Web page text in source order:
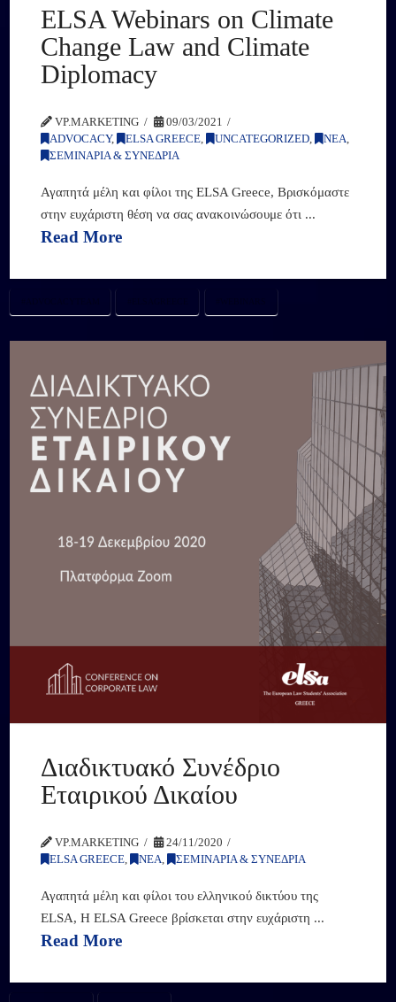
ELSA Webinars on Climate
Change Law and Climate
Diplomacy
VP.MARKETING
09/03/2021
ADVOCACY, ELSA GREECE, UNCATEGORIZED, ΝΕΑ,
ΣΕΜΙΝΑΡΙΑ & ΣΥΝΕΔΡΙΑ
Αγαπητά μέλη και φίλοι της ELSA Greece, Βρισκόμαστε
στην ευχάριστη θέση να σας ανακοινώσουμε ότι ...
Read More
Διαδικτυακό Συνέδριο
Εταιρικού Δικαίου
VP.MARKETING
24/11/2020
ELSA GREECE, ΝΕΑ, ΣΕΜΙΝΑΡΙΑ & ΣΥΝΕΔΡΙΑ
Αγαπητά μέλη και φίλοι του ελληνικού δικτύου της
ELSA, H ELSA Greece βρίσκεται στην ευχάριστη ...
Read More